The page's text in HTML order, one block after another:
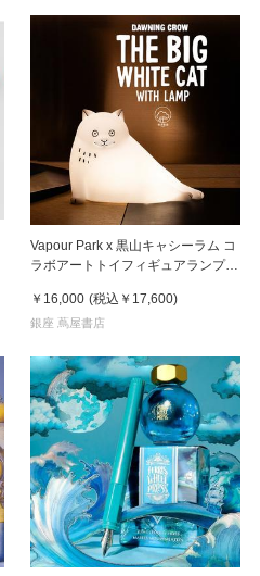
Vapour Park x 黒山キャシーラム コ
ラボアートトイフィギュアランプ
LAMP》 黑山Kathy Lam
￥16,000 (税込 ￥17,600)
銀座 蔦屋書店